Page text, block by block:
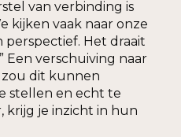
van verbinding is
kijken vaak naar onze
Het draait
Een verschuiving naar
zou dit kunnen
stellen en echt te
krijg je inzicht in hun